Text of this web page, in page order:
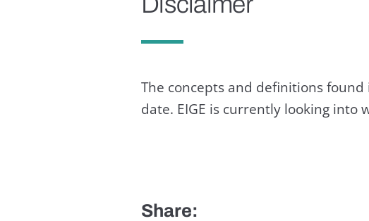
The concepts and definitions
date. EIGE is currently looking
Share: